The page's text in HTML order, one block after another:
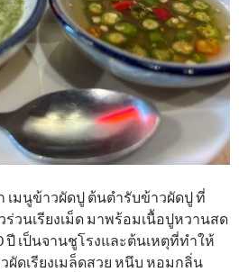
เมนูข้าวผัดปู ต้นตำรับข้าวผัดปู ที่
วนเรียงเม็ด มาพร้อมเนื้อปูหวานสด
เป็นจานชูโรงและต้นเหตุที่ทำให้
ดเรียงเมล็ดสวย หนึบ หอมกลิ่น